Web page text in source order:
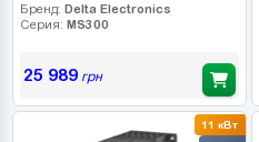
Бренд: Delta Electronics
Серия: MS300
25 989грн
11 кВт